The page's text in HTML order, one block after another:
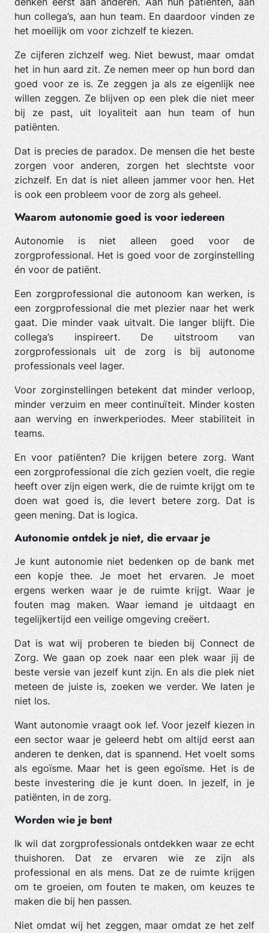
hun collega’s, aan hun team. En daardoor vinden ze
het moeilijk om voor zichzelf te kiezen.
Ze cijferen zichzelf weg. Niet bewust, maar omdat
het in hun aard zit. Ze nemen meer op hun bord dan
goed voor ze is. Ze zeggen ja als ze eigenlijk nee
willen zeggen. Ze blijven op een plek die niet meer
bij ze past, uit loyaliteit aan hun team of hun
patiënten.
Dat is precies de paradox. De mensen die het beste
zorgen voor anderen, zorgen het slechtste voor
zichzelf. En dat is niet alleen jammer voor hen. Het
is ook een probleem voor de zorg als geheel.
Waarom autonomie goed is voor iedereen
Autonomie is niet alleen goed voor de
zorgprofessional. Het is goed voor de zorginstelling
én voor de patiënt.
Een zorgprofessional die autonoom kan werken, is
een zorgprofessional die met plezier naar het werk
gaat. Die minder vaak uitvalt. Die langer blijft. Die
collega’s inspireert. De uitstroom van
zorgprofessionals uit de zorg is bij autonome
professionals veel lager.
Voor zorginstellingen betekent dat minder verloop,
minder verzuim en meer continuïteit. Minder kosten
aan werving en inwerkperiodes. Meer stabiliteit in
teams.
En voor patiënten? Die krijgen betere zorg. Want
een zorgprofessional die zich gezien voelt, die regie
heeft over zijn eigen werk, die de ruimte krijgt om te
doen wat goed is, die levert betere zorg. Dat is
geen mening. Dat is logica.
Autonomie ontdek je niet, die ervaar je
Je kunt autonomie niet bedenken op de bank met
een kopje thee. Je moet het ervaren. Je moet
ergens werken waar je de ruimte krijgt. Waar je
fouten mag maken. Waar iemand je uitdaagt en
tegelijkertijd een veilige omgeving creëert.
Dat is wat wij proberen te bieden bij Connect de
Zorg. We gaan op zoek naar een plek waar jij de
beste versie van jezelf kunt zijn. En als die plek niet
meteen de juiste is, zoeken we verder. We laten je
niet los.
Want autonomie vraagt ook lef. Voor jezelf kiezen in
een sector waar je geleerd hebt om altijd eerst aan
anderen te denken, dat is spannend. Het voelt soms
als egoïsme. Maar het is geen egoïsme. Het is de
beste investering die je kunt doen. In jezelf, in je
patiënten, in de zorg.
Worden wie je bent
Ik wil dat zorgprofessionals ontdekken waar ze echt
thuishoren. Dat ze ervaren wie ze zijn als
professional en als mens. Dat ze de ruimte krijgen
om te groeien, om fouten te maken, om keuzes te
maken die bij hen passen.
Niet omdat wij het zeggen, maar omdat ze het zelf